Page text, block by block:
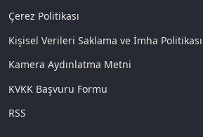
Çerez Politikası
Kişisel Verileri Saklama ve İmha Politikası
Kamera Aydınlatma Metni
KVKK Başvuru Formu
RSS